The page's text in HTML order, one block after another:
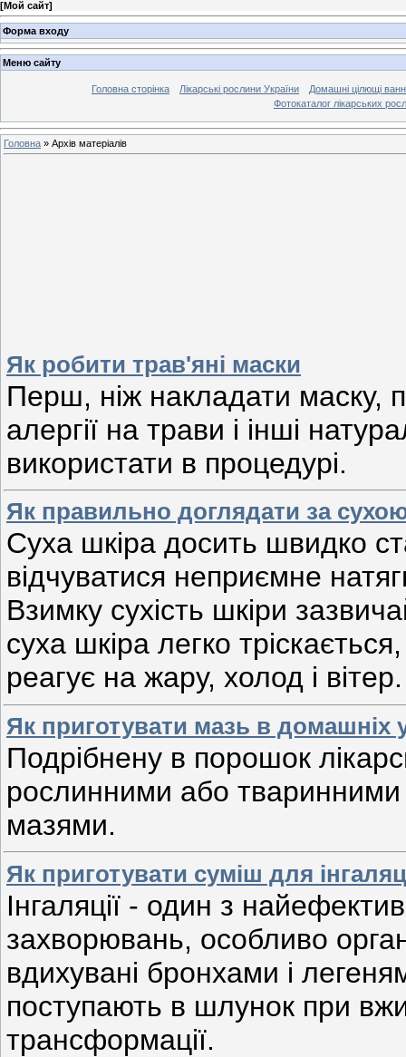
[Мой сайт]
Форма входу
Меню сайту
Головна сторінка Лікарські рослини України
Домашні цілющі
Фотокаталог лікарських
Головна » Архів матеріалів
Як робити трав'яні маски
Перш, ніж накладати маску,
алергії на трави і інші
використати в процедурі.
Як правильно доглядати за
Суха шкіра досить швидко
відчуватися неприємне
Взимку сухість шкіри
суха шкіра легко
реагує на жару, холод і вітер.
Як приготувати мазь в домашніх
Подрібнену в порошок
рослинними або
мазями.
Як приготувати суміш для
Інгаляції - один з
захворювань, особливо
вдихувані бронхами і
поступають в шлунок при
трансформації.